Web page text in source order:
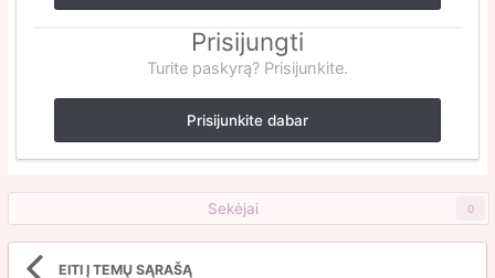
Prisijungti
Turite paskyrą? Prisijunkite.
Prisijunkite dabar
Sekėjai 0
EITI Į TEMŲ SĄRAŠĄ